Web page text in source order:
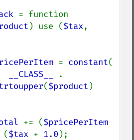
= function
) use ($tax,
= constant(
__CLASS__
($product )
+= (
($tax + 1.0 );